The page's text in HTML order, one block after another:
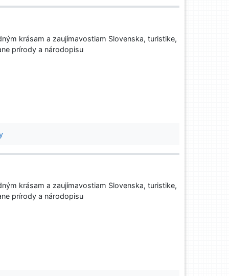
krásam a zaujímavostiam Slovenska, turistike,
prírody a národopisu
krásam a zaujímavostiam Slovenska, turistike,
prírody a národopisu